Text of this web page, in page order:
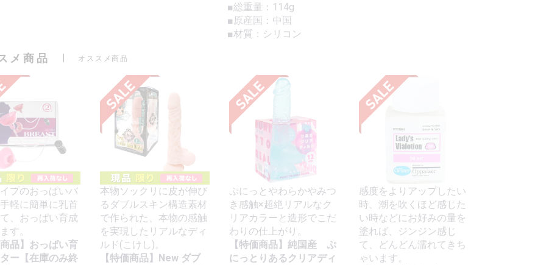
■総重量：114g
■原産国：中国
■材質：シリコン
メ商品 オススメ商品
プのおっぱいバ
軽に簡単に乳首
、おっぱい育成
す。
品】おっぱい育
ー【在庫のみ終
本物ソックリに皮が伸び
るダブルスキン構造素材
で作られた、本物の感触
を実現したリアルなディ
ルド(こけし)。
【特価商品】New ダブ
ぷにっとやわらかやみつ
き感触×超絶リアルなク
リアカラーと造形でこだ
わりの仕上がり。
【特価商品】純国産 ぷ
にっとりあるクリアディ
感度をよりアップしたい
時、潮を吹くほど感じた
い時などにお好みの量を
塗れば、ジンジン感じ
て、どんどん濡れてきち
ゃいます。